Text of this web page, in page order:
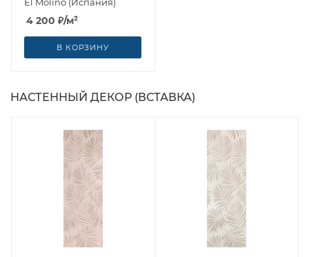
El Molino (Испания)
4 200 ₽/м²
В КОРЗИНУ
НАСТЕННЫЙ ДЕКОР (ВСТАВКА)